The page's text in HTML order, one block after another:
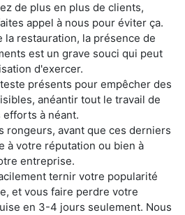
de plus en plus de clients,
appel à nous pour éviter ça.
la restauration, la présence de
est un grave souci qui peut
d'exercer.
présents pour empêcher des
anéantir tout le travail de
à néant.
rongeurs, avant que ces derniers
à votre réputation ou bien à
entreprise.
ternir votre popularité
et vous faire perdre votre
en 3-4 jours seulement. Nous